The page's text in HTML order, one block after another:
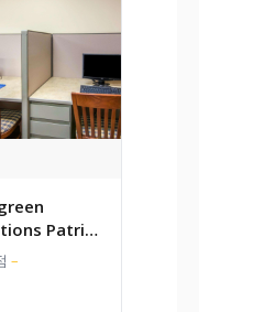
Patrick
Sqr,
–